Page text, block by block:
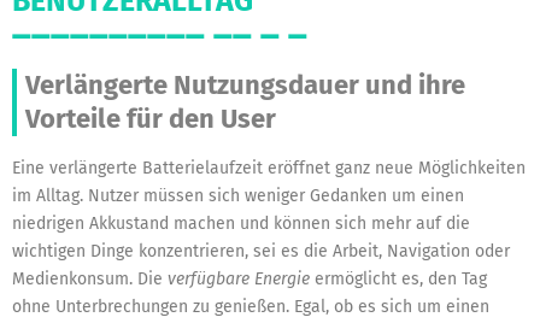
Verlängerte Nutzungsdauer und ihre
Vorteile für den User
Eine verlängerte Batterielaufzeit eröffnet ganz neue Möglichkeiten
im Alltag. Nutzer müssen sich weniger Gedanken um einen
niedrigen Akkustand machen und können sich mehr auf die
wichtigen Dinge konzentrieren, sei es die Arbeit, Navigation oder
Medienkonsum. Die verfügbare Energie ermöglicht es, den Tag
ohne Unterbrechungen zu genießen. Egal, ob es sich um einen